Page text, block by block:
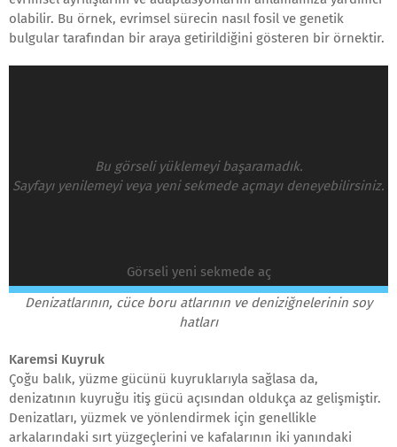
olabilir. Bu örnek, evrimsel sürecin nasıl fosil ve genetik
bulgular tarafından bir araya getirildiğini gösteren bir örnektir.
Bu görseli yüklemeyi başaramadık.
Sayfayı yenilemeyi veya yeni sekmede açmayı deneyebilirsiniz.
Görseli yeni sekmede aç
Denizatlarının, cüce boru atlarının ve deniziğnelerinin soy
hatları
Karemsi Kuyruk
Çoğu balık, yüzme gücünü kuyruklarıyla sağlasa da,
denizatının kuyruğu itiş gücü açısından oldukça az gelişmiştir.
Denizatları, yüzmek ve yönlendirmek için genellikle
arkalarındaki sırt yüzgeçlerini ve kafalarının iki yanındaki